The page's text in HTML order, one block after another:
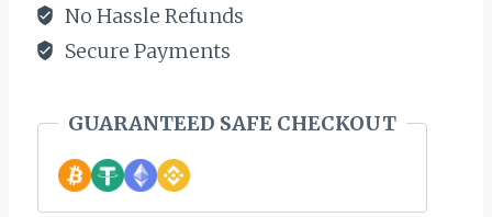
No Hassle Refunds
Secure Payments
GUARANTEED SAFE CHECKOUT